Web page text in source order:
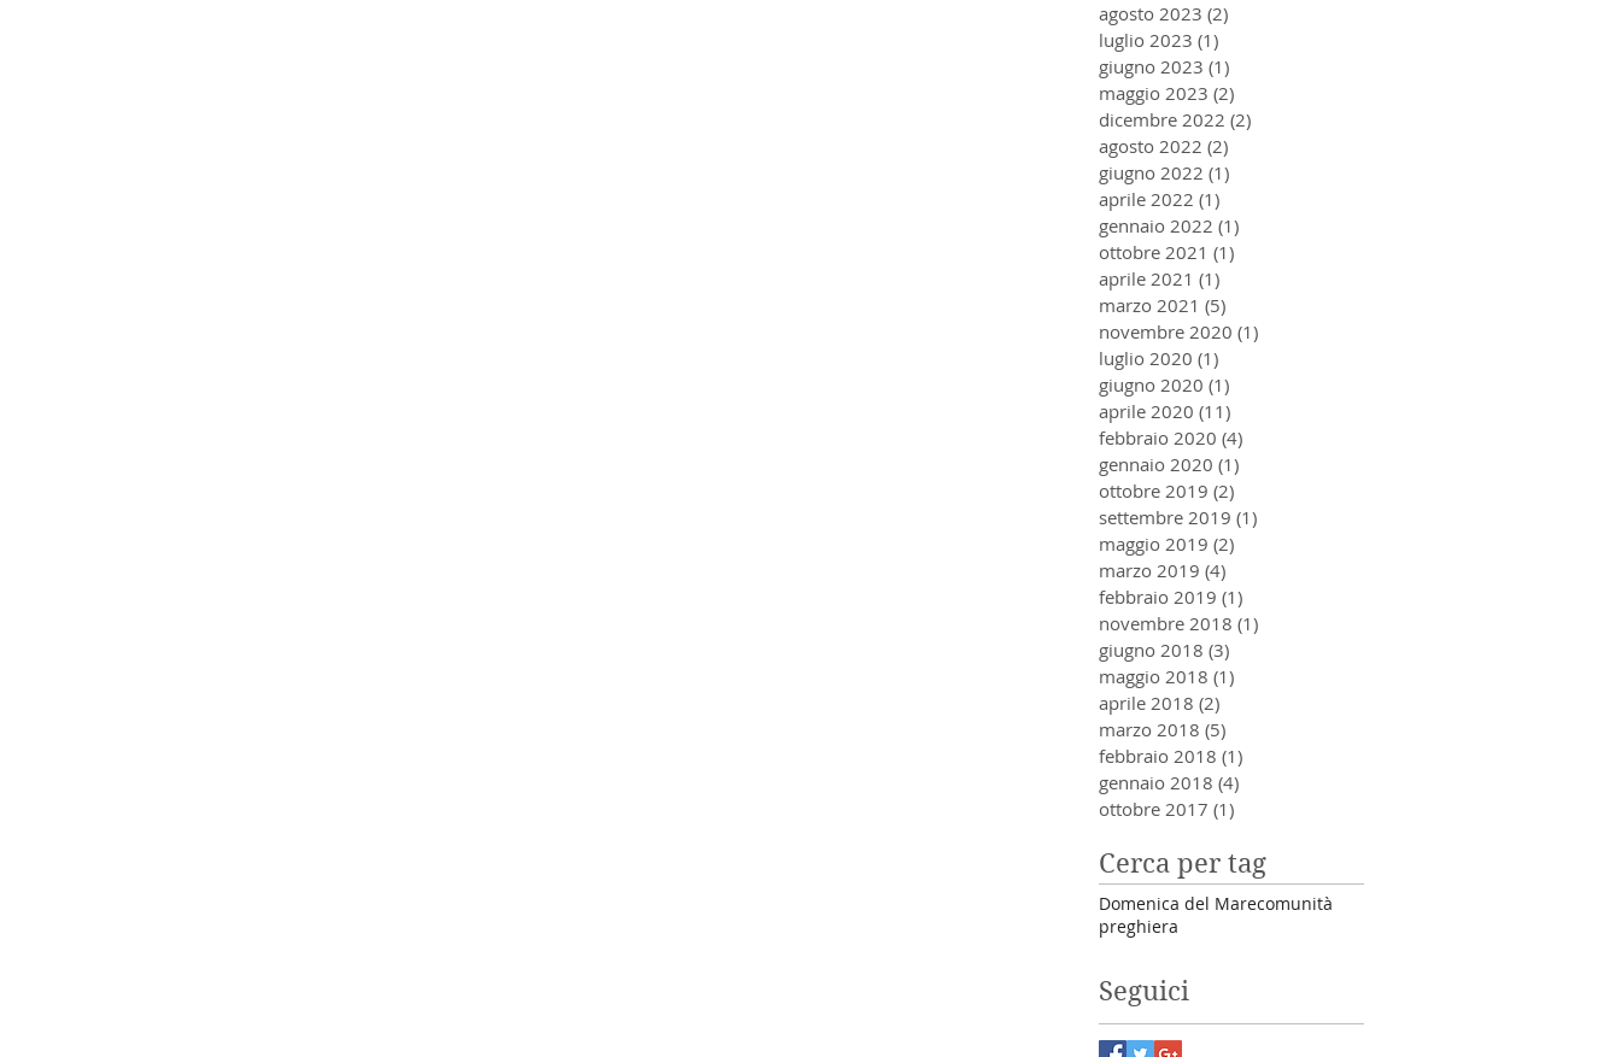
agosto 2023 (2)
luglio 2023 (1)
giugno 2023 (1)
maggio 2023 (2)
dicembre 2022 (2)
agosto 2022 (2)
giugno 2022 (1)
aprile 2022 (1)
gennaio 2022 (1)
ottobre 2021 (1)
aprile 2021 (1)
marzo 2021 (5)
novembre 2020 (1)
luglio 2020 (1)
giugno 2020 (1)
aprile 2020 (11)
febbraio 2020 (4)
gennaio 2020 (1)
ottobre 2019 (2)
settembre 2019 (1)
maggio 2019 (2)
marzo 2019 (4)
febbraio 2019 (1)
novembre 2018 (1)
giugno 2018 (3)
maggio 2018 (1)
aprile 2018 (2)
marzo 2018 (5)
febbraio 2018 (1)
gennaio 2018 (4)
ottobre 2017 (1)
Cerca per tag
Domenica del Marecomunità
preghiera
Seguici